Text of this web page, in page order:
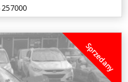
257000
Sprzedany